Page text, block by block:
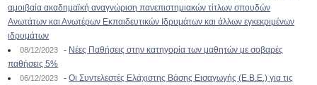
αμοιβαία ακαδημαϊκή αναγνώριση πανεπιστημιακών τίτλων σπουδών
Ανωτάτων και Ανωτέρων Εκπαιδευτικών Ιδρυμάτων και άλλων εγκεκριμένων
ιδρυμάτων
08/12/2023 - Νέες Παθήσεις στην κατηγορία των μαθητών με σοβαρές
παθήσεις 5%
06/12/2023 -Οι Συντελεστές Ελάχιστης Βάσης Εισαγωγής (Ε.Β.Ε.) για τις